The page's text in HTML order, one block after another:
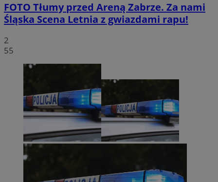
FOTO Tłumy przed Areną Zabrze. Za nami
Śląska Scena Letnia z gwiazdami rapu!
2
55